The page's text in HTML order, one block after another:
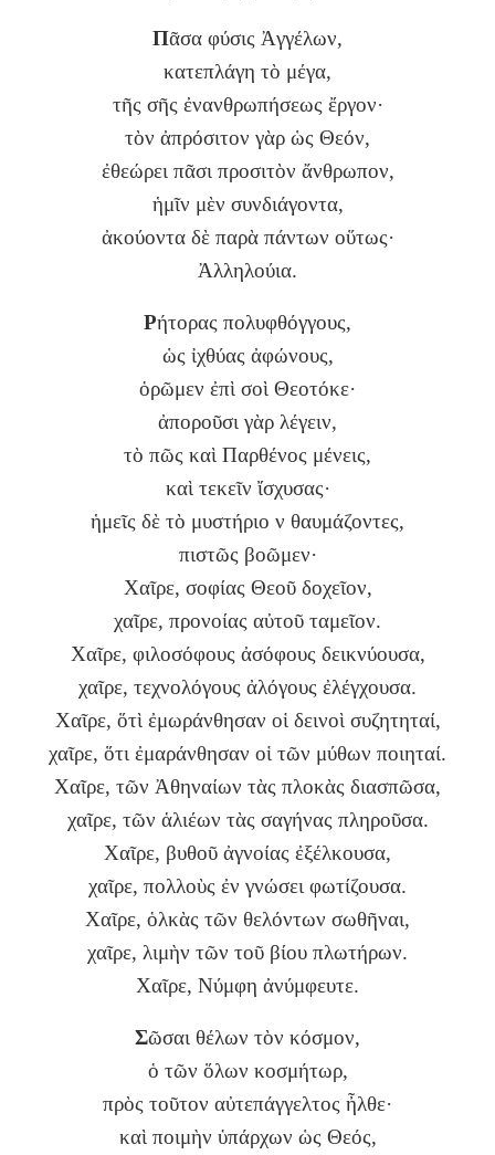
Πᾶσα φύσις Ἀγγέλων,
κατεπλάγη τὸ μέγα,
τῆς σῆς ἐνανθρωπήσεως ἔργον·
τὸν ἀπρόσιτον γὰρ ὡς Θεόν,
ἐθεώρει πᾶσι προσιτὸν ἄνθρωπον,
ἡμῖν μὲν συνδιάγοντα,
ἀκούοντα δὲ παρὰ πάντων οὕτως·
Ἀλληλούια.
Ρήτορας πολυφθόγγους,
ὡς ἰχθύας ἀφώνους,
ὁρῶμεν ἐπὶ σοὶ Θεοτόκε·
ἀποροῦσι γὰρ λέγειν,
τὸ πῶς καὶ Παρθένος μένεις,
καὶ τεκεῖν ἴσχυσας·
ἡμεῖς δὲ τὸ μυστήριο ν θαυμάζοντες,
πιστῶς βοῶμεν·
Χαῖρε, σοφίας Θεοῦ δοχεῖον,
χαῖρε, προνοίας αὐτοῦ ταμεῖον.
Χαῖρε, φιλοσόφους ἀσόφους δεικνύουσα,
χαῖρε, τεχνολόγους ἀλόγους ἐλέγχουσα.
Χαῖρε, ὅτὶ ἐμωράνθησαν οἱ δεινοὶ συζητηταί,
χαῖρε, ὅτι ἐμαράνθησαν οἱ τῶν μύθων ποιηταί.
Χαῖρε, τῶν Ἀθηναίων τὰς πλοκὰς διασπῶσα,
χαῖρε, τῶν ἁλιέων τὰς σαγήνας πληροῦσα.
Χαῖρε, βυθοῦ ἀγνοίας ἐξέλκουσα,
χαῖρε, πολλοὺς ἐν γνώσει φωτίζουσα.
Χαῖρε, ὁλκὰς τῶν θελόντων σωθῆναι,
χαῖρε, λιμὴν τῶν τοῦ βίου πλωτήρων.
Χαῖρε, Νύμφη ἀνύμφευτε.
Σῶσαι θέλων τὸν κόσμον,
ὁ τῶν ὅλων κοσμήτωρ,
πρὸς τοῦτον αὐτεπάγγελτος ἦλθε·
καὶ ποιμὴν ὑπάρχων ὡς Θεός,